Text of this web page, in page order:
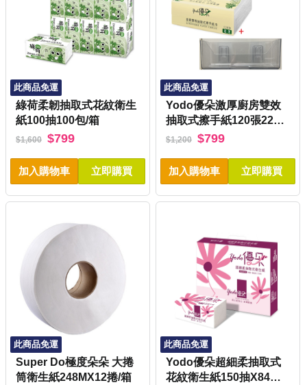
此商品免運
綠荷柔韌抽取式花紋衛生
紙100抽100包/箱
$1,600 $799
加入購物車 立即購買
此商品免運
Yodo優朵激厚廚房雙效
抽取式擦手紙120張22包/
箱+搭贈使用架
$1,200 $799
加入購物車 立即購買
此商品免運
Super Do極度朵朵 大捲
筒衛生紙248MX12捲/箱
此商品免運
Yodo優朵超細柔抽取式
花紋衛生紙150抽X84包/